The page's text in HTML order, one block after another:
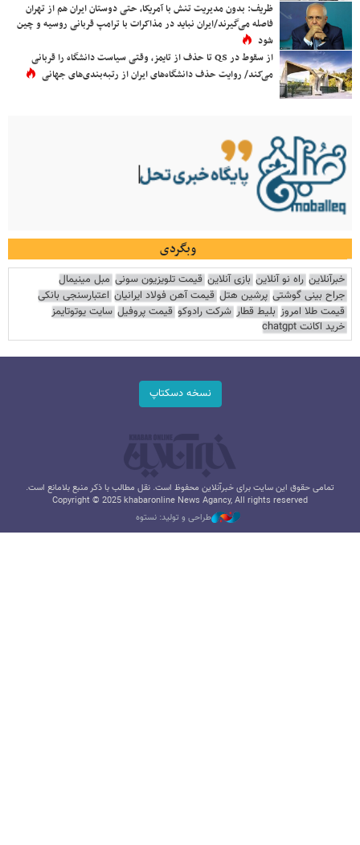
ظریف: بدون مدیریت تنش با آمریکا، حتی دوستان ایران هم از تهران
فاصله می‌گیرند/ایران نباید در مذاکرات با ترامپ قربانی روسیه و چین
شود
از سقوط در QS تا حذف از تایمز، وقتی سیاست دانشگاه را قربانی
می‌کند/ روایت حذف دانشگاه‌های ایران از رتبه‌بندی‌های جهانی
وبگردی
خبرآنلاین راه نو آنلاین بازی آنلاین قیمت تلویزیون سونی مبل مینیمال
جراح بینی گوشتی پرشین هتل قیمت آهن فولاد ایرانیان اعتبارسنجی بانکی
قیمت طلا امروز بلیط قطار شرکت رادوکو قیمت پروفیل سایت یوتوتایمز
خرید اکانت chatgpt
نسخه دسکتاپ
تمامی حقوق این سایت برای خبرآنلاین محفوظ است. نقل مطالب با ذکر منبع بلامانع است.
Copyright © 2025 khabaronline News Agancy, All rights reserved
طراحی و تولید: نستوه